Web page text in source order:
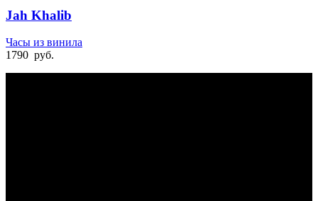
Jah Khalib
Часы из винила
1790 руб.